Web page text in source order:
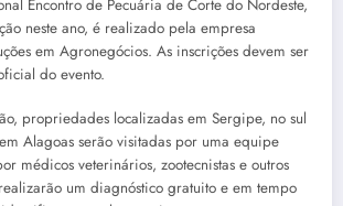
Encontro de Pecuária de Corte do Nordeste,
neste ano, é realizado pela empresa
em Agronegócios. As inscrições devem ser
do evento.
propriedades localizadas em Sergipe, no sul
Alagoas serão visitadas por uma equipe
médicos veterinários, zootecnistas e outros
um diagnóstico gratuito e em tempo